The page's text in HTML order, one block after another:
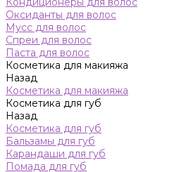
Оксиданты для волос
Мусс для волос
Спреи для волос
Паста для волос
Косметика для макияжа
Назад
Косметика для макияжа
Косметика для губ
Назад
Косметика для губ
Бальзамы для губ
Карандаши для губ
Помада для губ